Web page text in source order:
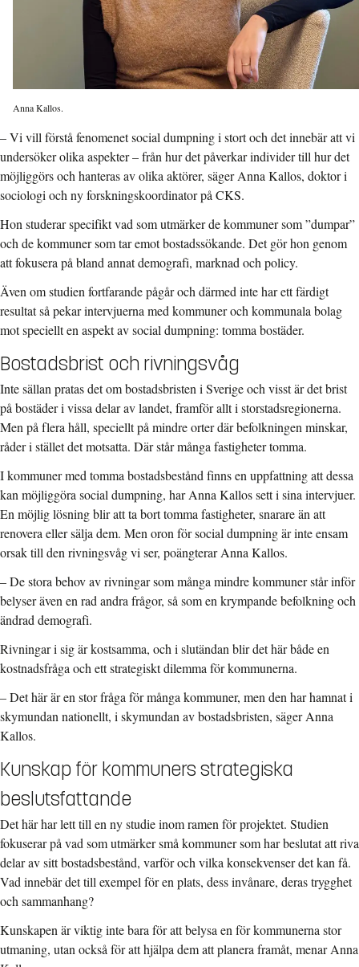
Anna Kallos.
– Vi vill förstå fenomenet social dumpning i stort och det innebär att vi
undersöker olika aspekter – från hur det påverkar individer till hur det
möjliggörs och hanteras av olika aktörer, säger Anna Kallos, doktor i
sociologi och ny forskningskoordinator på CKS.
Hon studerar specifikt vad som utmärker de kommuner som ”dumpar”
och de kommuner som tar emot bostadssökande. Det gör hon genom
att fokusera på bland annat demografi, marknad och policy.
Även om studien fortfarande pågår och därmed inte har ett färdigt
resultat så pekar intervjuerna med kommuner och kommunala bolag
mot speciellt en aspekt av social dumpning: tomma bostäder.
Bostadsbrist och rivningsvåg
Inte sällan pratas det om bostadsbristen i Sverige och visst är det brist
på bostäder i vissa delar av landet, framför allt i storstadsregionerna.
Men på flera håll, speciellt på mindre orter där befolkningen minskar,
råder i stället det motsatta. Där står många fastigheter tomma.
I kommuner med tomma bostadsbestånd finns en uppfattning att dessa
kan möjliggöra social dumpning, har Anna Kallos sett i sina intervjuer.
En möjlig lösning blir att ta bort tomma fastigheter, snarare än att
renovera eller sälja dem. Men oron för social dumpning är inte ensam
orsak till den rivningsvåg vi ser, poängterar Anna Kallos.
– De stora behov av rivningar som många mindre kommuner står inför
belyser även en rad andra frågor, så som en krympande befolkning och
ändrad demografi.
Rivningar i sig är kostsamma, och i slutändan blir det här både en
kostnadsfråga och ett strategiskt dilemma för kommunerna.
– Det här är en stor fråga för många kommuner, men den har hamnat i
skymundan nationellt, i skymundan av bostadsbristen, säger Anna
Kallos.
Kunskap för kommuners strategiska
beslutsfattande
Det här har lett till en ny studie inom ramen för projektet. Studien
fokuserar på vad som utmärker små kommuner som har beslutat att riva
delar av sitt bostadsbestånd, varför och vilka konsekvenser det kan få.
Vad innebär det till exempel för en plats, dess invånare, deras trygghet
och sammanhang?
Kunskapen är viktig inte bara för att belysa en för kommunerna stor
utmaning, utan också för att hjälpa dem att planera framåt, menar Anna